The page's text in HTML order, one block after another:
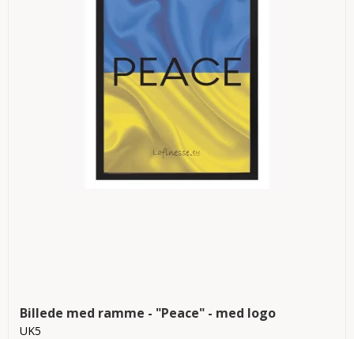
Billede med ramme - "Peace" - med logo
UK5